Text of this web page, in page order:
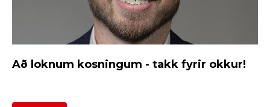
Að loknum kosningum - takk fyrir okkur!